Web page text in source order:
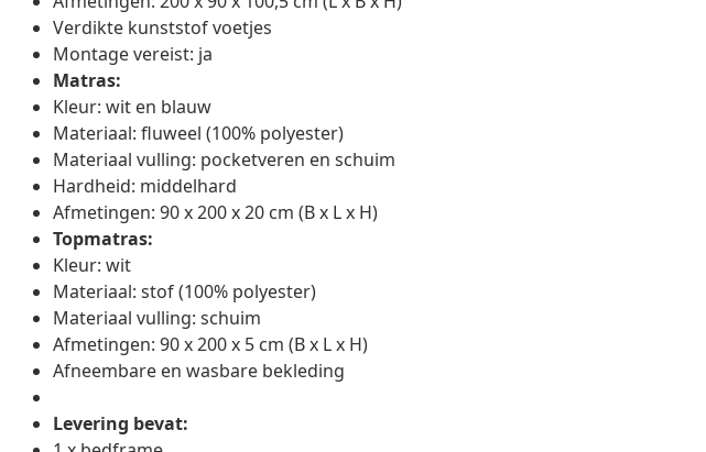
Verdikte kunststof voetjes
Montage vereist: ja
Matras:
Kleur: wit en blauw
Materiaal: fluweel (100% polyester)
Materiaal vulling: pocketveren en schuim
Hardheid: middelhard
Afmetingen: 90 x 200 x 20 cm (B x L x H)
Topmatras:
Kleur: wit
Materiaal: stof (100% polyester)
Materiaal vulling: schuim
Afmetingen: 90 x 200 x 5 cm (B x L x H)
Afneembare en wasbare bekleding
Levering bevat: